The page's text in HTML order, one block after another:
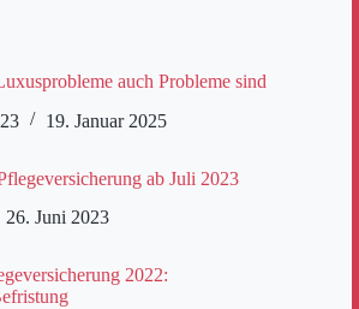
auch Probleme sind
19. Januar 2025
ab Juli 2023
26. Juni 2023
2022: